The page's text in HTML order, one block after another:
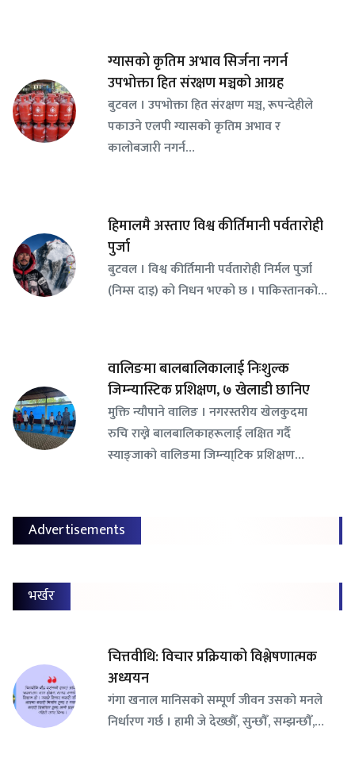
ग्यासको कृतिम अभाव सिर्जना नगर्न
उपभोक्ता हित संरक्षण मञ्चको आग्रह
बुटवल । उपभोक्ता हित संरक्षण मञ्च, रूपन्देहीले
पकाउने एलपी ग्यासको कृतिम अभाव र
कालोबजारी नगर्न…
हिमालमै अस्ताए विश्व कीर्तिमानी पर्वतारोही
पुर्जा
बुटवल । विश्व कीर्तिमानी पर्वतारोही निर्मल पुर्जा
(निम्स दाइ) को निधन भएको छ । पाकिस्तानको…
वालिङमा बालबालिकालाई निःशुल्क
जिम्न्यास्टिक प्रशिक्षण, ७ खेलाडी छानिए
​मुक्ति न्यौपाने वालिङ । नगरस्तरीय खेलकुदमा
रुचि राख्ने बालबालिकाहरूलाई लक्षित गर्दै
स्याङ्जाको वालिङमा जिम्न्या्टिक प्रशिक्षण…
Advertisements
भर्खर
चित्तवीथि: विचार प्रक्रियाको विश्लेषणात्मक
अध्ययन
गंगा खनाल मानिसको सम्पूर्ण जीवन उसको मनले
निर्धारण गर्छ । हामी जे देख्छौँ, सुन्छौँ, सम्झन्छौँ,…